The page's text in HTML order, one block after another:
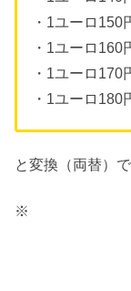
・1ユーロ150
・1ユーロ160
・1ユーロ170
・1ユーロ180
と変換（両替）で
※